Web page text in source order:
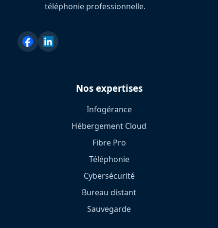
téléphonie professionnelle.
Nos expertises
Infogérance
Hébergement Cloud
Fibre Pro
Téléphonie
Cybersécurité
Bureau distant
Sauvegarde